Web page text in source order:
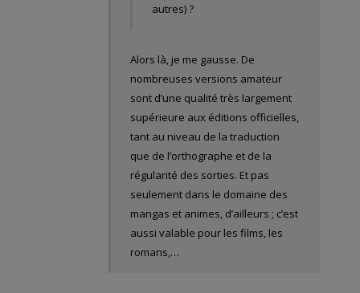
autres) ?
Alors là, je me gausse. De
nombreuses versions amateur
sont d’une qualité très largement
supérieure aux éditions officielles,
tant au niveau de la traduction
que de l’orthographe et de la
régularité des sorties. Et pas
seulement dans le domaine des
mangas et animes, d’ailleurs ; c’est
aussi valable pour les films, les
romans,…